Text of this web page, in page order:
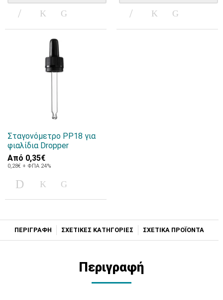
Σταγονόμετρο PP18 για
φιαλίδια Dropper
Από 0,35€
0,28€ + ΦΠΑ 24%
ΠΕΡΙΓΡΑΦΗ ΣΧΕΤΙΚΕΣ ΚΑΤΗΓΟΡΙΕΣ ΣΧΕΤΙΚΑ ΠΡΟΪΟΝΤΑ
Περιγραφή